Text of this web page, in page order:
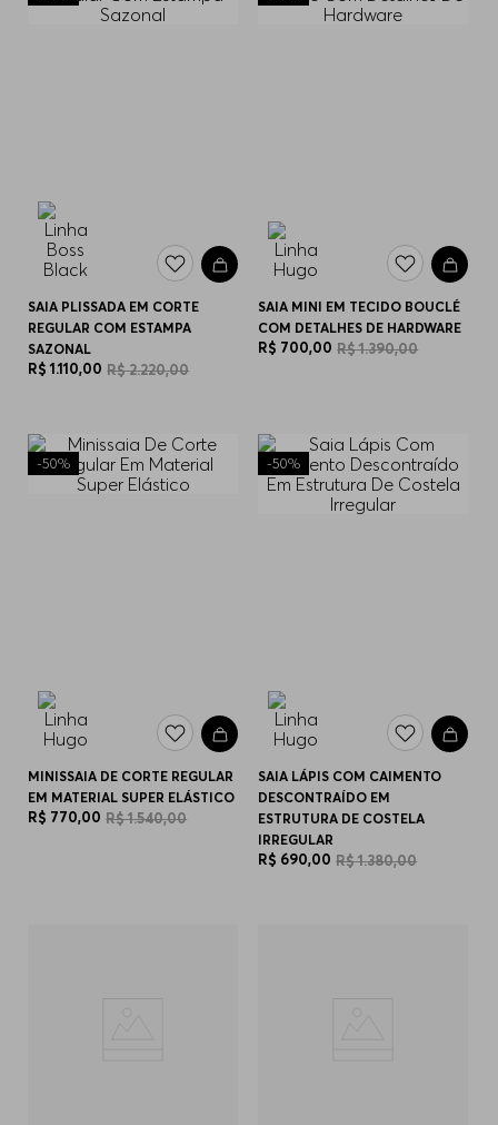
SAIA PLISSADA EM CORTE
REGULAR COM ESTAMPA
SAZONAL
R$ 1.110,00 R$2.220,00
SAIA MINI EM TECIDO BOUCLÉ
COM DETALHES DE HARDWARE
R$ 700,00 R$1.390,00
-50%
MINISSAIA DE CORTE REGULAR
EM MATERIAL SUPER ELÁSTICO
R$ 770,00 R$1.540,00
-50%
SAIA LÁPIS COM CAIMENTO
DESCONTRAÍDO EM
ESTRUTURA DE COSTELA
IRREGULAR
R$ 690,00 R$1.380,00